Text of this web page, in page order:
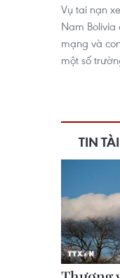
Vụ tai nạn
Nam Bolivia
mạng và
một số